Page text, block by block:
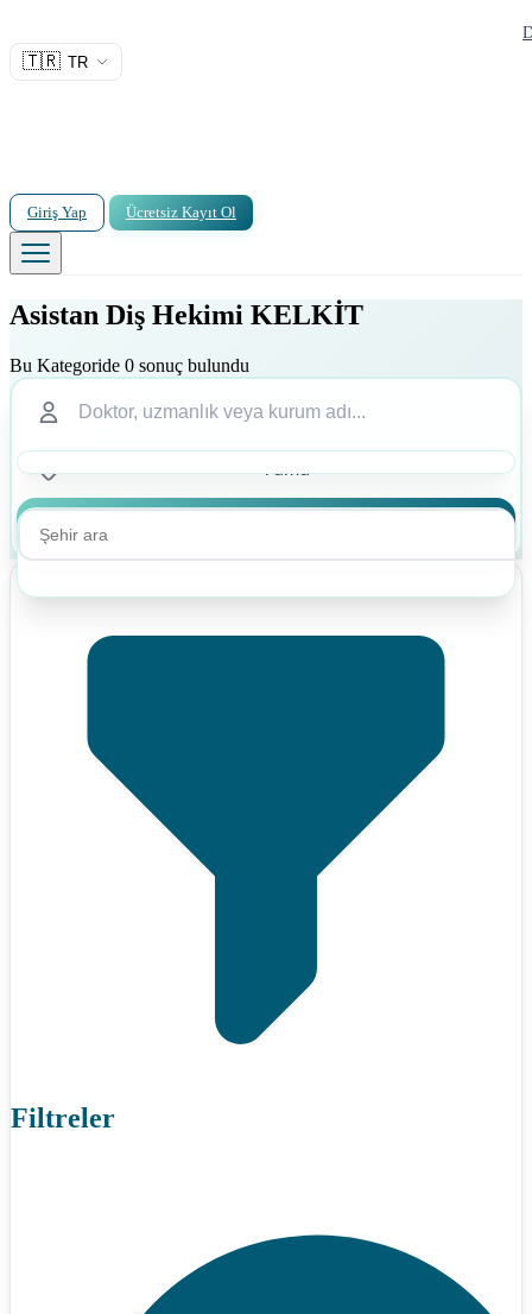
🇹🇷 TR
Giriş Yap Ücretsiz Kayıt Ol
Asistan Diş Hekimi KELKİT
Bu Kategoride 0 sonuç bulundu
Filtreler